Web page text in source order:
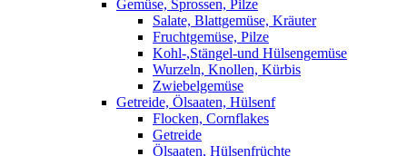
Gemüse, Sprossen, Pilze
Salate, Blattgemüse, Kräuter
Fruchtgemüse, Pilze
Kohl-,Stängel-und Hülsengemüse
Wurzeln, Knollen, Kürbis
Zwiebelgemüse
Getreide, Ölsaaten, Hülsenf
Flocken, Cornflakes
Getreide
Ölsaaten, Hülsenfrüchte